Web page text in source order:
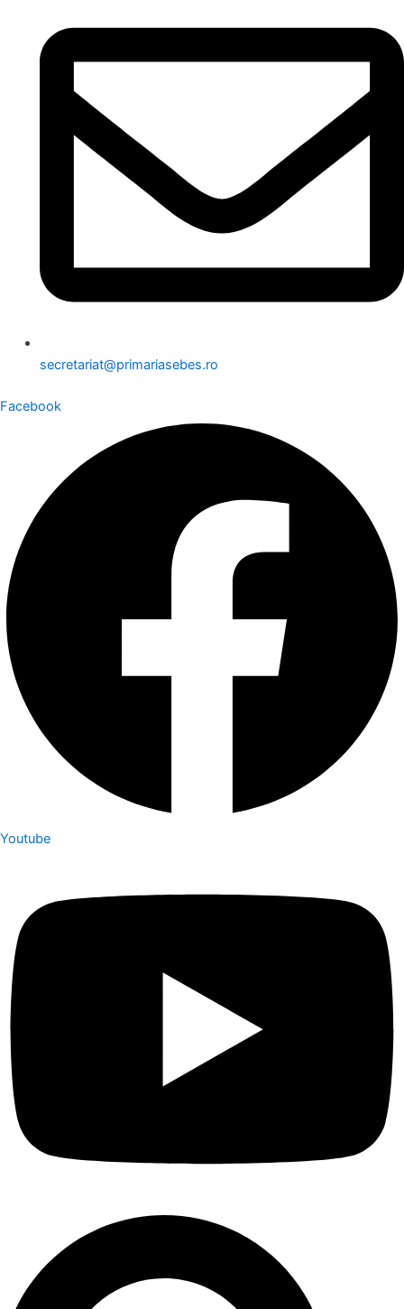
secretariat@primariasebes.ro
Facebook
Youtube